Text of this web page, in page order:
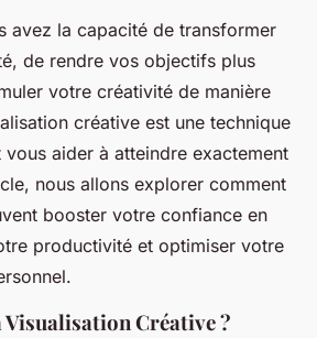
avez la capacité de transformer
de rendre vos objectifs plus
votre créativité de manière
créative est une technique
vous aider à atteindre exactement
nous allons explorer comment
booster votre confiance en
productivité et optimiser votre
Visualisation Créative ?